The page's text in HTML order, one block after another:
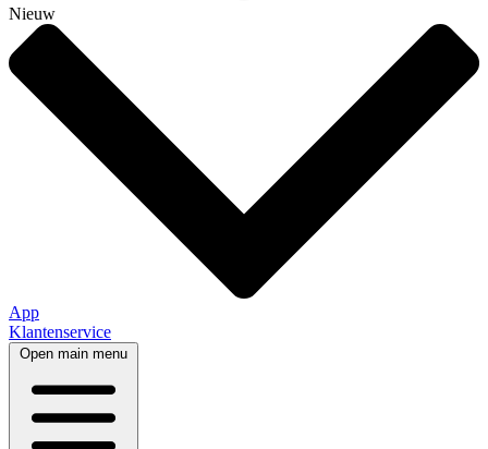
Nieuw
App
Klantenservice
Open main menu